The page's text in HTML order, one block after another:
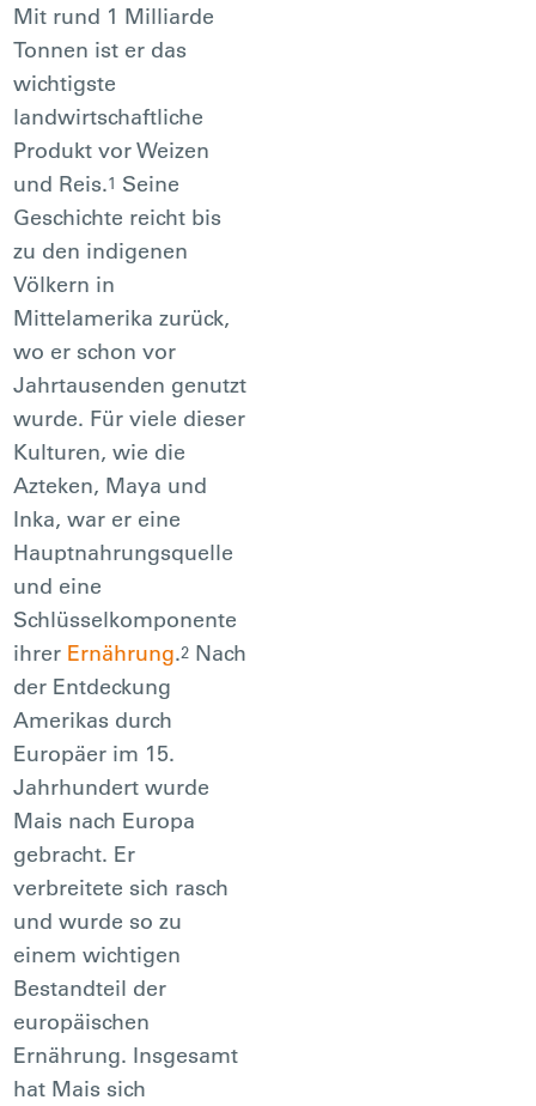
Mit rund 1 Milliarde
Tonnen ist er das
wichtigste
landwirtschaftliche
Produkt vor Weizen
und Reis.1 Seine
Geschichte reicht bis
zu den indigenen
Völkern in
Mittelamerika zurück,
wo er schon vor
Jahrtausenden genutzt
wurde. Für viele dieser
Kulturen, wie die
Azteken, Maya und
Inka, war er eine
Hauptnahrungsquelle
und eine
Schlüsselkomponente
ihrer Ernährung.2 Nach
der Entdeckung
Amerikas durch
Europäer im 15.
Jahrhundert wurde
Mais nach Europa
gebracht. Er
verbreitete sich rasch
und wurde so zu
einem wichtigen
Bestandteil der
europäischen
Ernährung. Insgesamt
hat Mais sich